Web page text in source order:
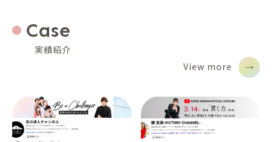
Case
実績紹介
View more